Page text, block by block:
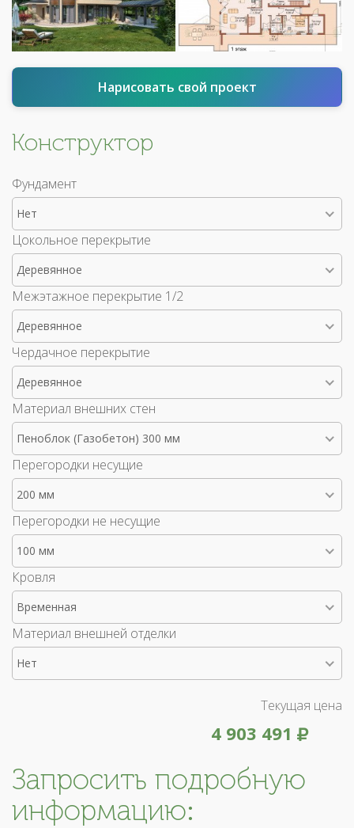
Нарисовать свой проект
Конструктор
Фундамент
Нет
Цокольное перекрытие
Деревянное
Межэтажное перекрытие 1/2
Деревянное
Чердачное перекрытие
Деревянное
Материал внешних стен
Пеноблок (Газобетон) 300 мм
Перегородки несущие
200 мм
Перегородки не несущие
100 мм
Кровля
Временная
Материал внешней отделки
Нет
Текущая цена
4 903 491
Запросить подробную
информацию: